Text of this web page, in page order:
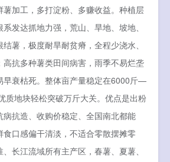
加工，多打淀粉、多赚收益。种植层
发达抓地力强，荒山、旱地、坡地、
薯，极度耐旱耐贫瘠，全程少浇水、
高抗多种薯类田间病害，雨季不易烂垄
早衰枯死。整体亩产量稳定在6000斤—
质地块轻松突破万斤大关。优点是出粉
抗造、收购价稳定、全国南北都能
口感偏干清淡，不适合零散摆摊零
长江流域所有主产区，春薯、夏薯、